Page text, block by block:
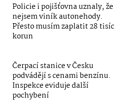
Policie i pojišťovna uznaly, že
nejsem viník autonehody.
Přesto musím zaplatit 28 tisíc
korun
Čerpací stanice v Česku
podvádějí s cenami benzínu.
Inspekce eviduje další
pochybení